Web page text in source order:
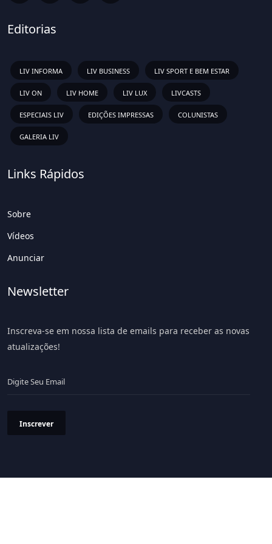
Editorias
LIV INFORMA LIV BUSINESS LIV SPORT E BEM ESTAR
LIV ON LIV HOME LIV LUX LIVCASTS
ESPECIAIS LIV EDIÇÕES IMPRESSAS COLUNISTAS
GALERIA LIV
Links Rápidos
Sobre
Vídeos
Anunciar
Newsletter
Inscreva-se em nossa lista de emails para receber as novas
atualizações!
Inscrever